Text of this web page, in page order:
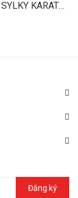
Gội xả HM SYLKY KARATEIN
Đăng ký